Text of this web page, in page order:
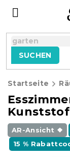
SUCHEN
Startseite
AR-Ansicht ❖
15 %